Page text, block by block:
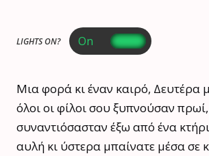
LIGHTS ON?
Μια φορά κι έναν καιρό, Δευτέρα
όλοι οι φίλοι σου ξυπνούσαν
συναντιόσασταν έξω από ένα
αυλή κι ύστερα μπαίνατε μέσα σε